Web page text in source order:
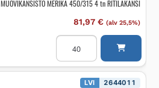
MUOVIKANSISTO MERIKA 450/315 4 tn RITILÄKANSI
81,97 € (alv 25,5%)
MUOVIKANSISTO
MERIKA
450/315
4
tn
RITILÄKANSI
LVI 2644011